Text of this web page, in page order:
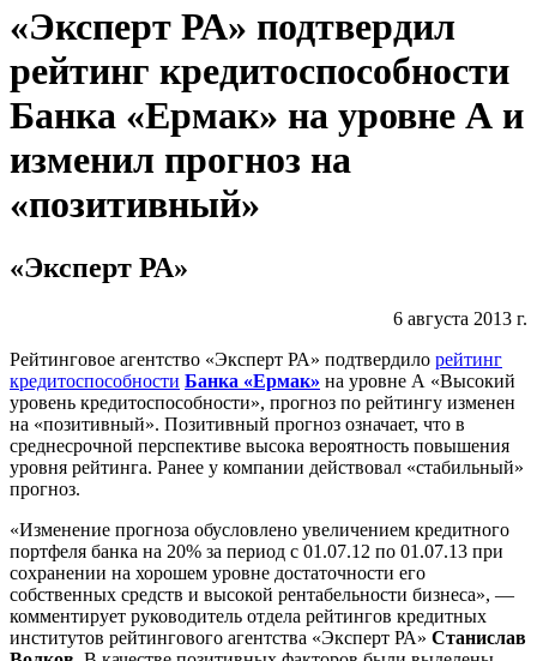
«Эксперт РА» подтвердил
рейтинг кредитоспособности
Банка «Ермак» на уровне А и
изменил прогноз на
«позитивный»
«Эксперт РА»
6 августа 2013 г.
Рейтинговое агентство «Эксперт РА» подтвердило рейтинг
кредитоспособности Банка «Ермак» на уровне А «Высокий
уровень кредитоспособности», прогноз по рейтингу изменен
на «позитивный». Позитивный прогноз означает, что в
среднесрочной перспективе высока вероятность повышения
уровня рейтинга. Ранее у компании действовал «стабильный»
прогноз.
«Изменение прогноза обусловлено увеличением кредитного
портфеля банка на 20% за период с 01.07.12 по 01.07.13 при
сохранении на хорошем уровне достаточности его
собственных средств и высокой рентабельности бизнеса», —
комментирует руководитель отдела рейтингов кредитных
институтов рейтингового агентства «Эксперт РА» Станислав